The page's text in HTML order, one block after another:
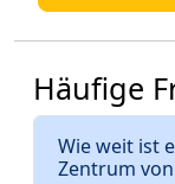
Häufige
Wie weit ist
Zentrum